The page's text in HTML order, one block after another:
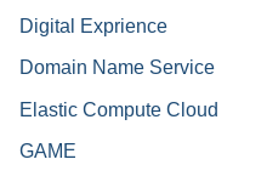
Digital Exprience
Domain Name Service
Elastic Compute Cloud
GAME